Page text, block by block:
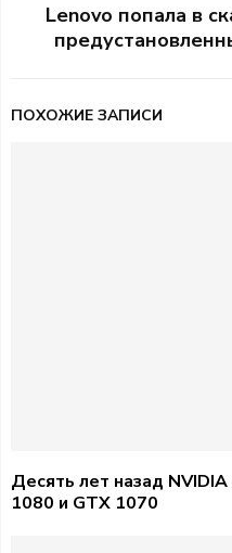
Lenovo попала в
ПОХОЖИЕ ЗАПИСИ
Десять лет назад
1080 и GTX 1070